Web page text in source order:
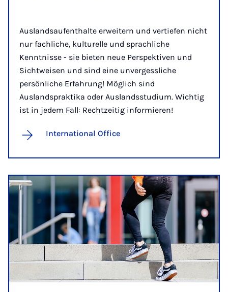
Auslandsaufenthalte erweitern und vertiefen nicht
nur fachliche, kulturelle und sprachliche
Kenntnisse - sie bieten neue Perspektiven und
Sichtweisen und sind eine unvergessliche
persönliche Erfahrung! Möglich sind
Auslandspraktika oder Auslandsstudium. Wichtig
ist in jedem Fall: Rechtzeitig informieren!
International Office